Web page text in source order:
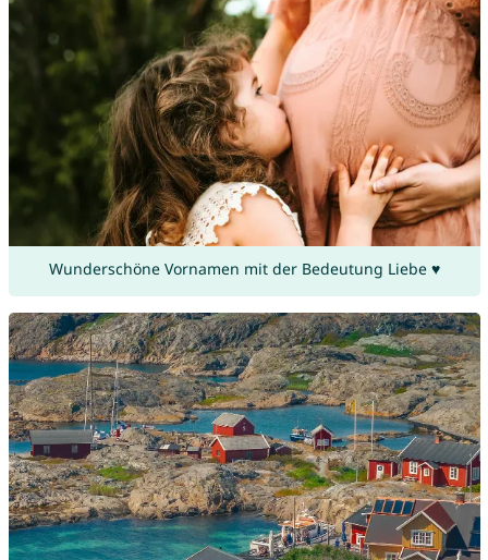
Wunderschöne Vornamen mit der Bedeutung Liebe ♥